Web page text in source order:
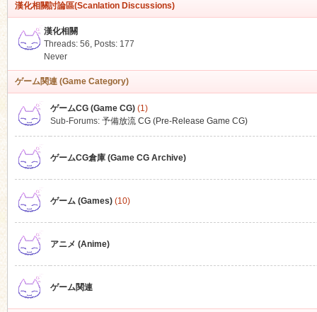
漢化相關討論區(Scanlation Discussions)
漢化相關
Threads: 56, Posts: 177
Never
ゲーム関連 (Game Category)
ゲームCG (Game CG)(1)
Sub-Forums: 予備放流 CG (Pre-Release Game CG)
ゲームCG倉庫 (Game CG Archive)
ゲーム (Games)(10)
アニメ (Anime)
ゲーム関連